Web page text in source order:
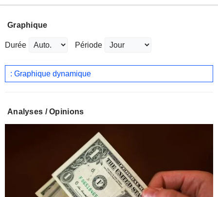
Graphique
Durée Période
: Graphique dynamique
Analyses / Opinions